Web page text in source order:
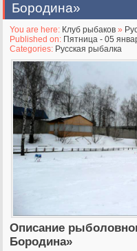
Бородина»
You are here: Клуб рыбаков »
Published on: Пятница - 05
Categories: Русская рыбалка
Описание
Бородина»